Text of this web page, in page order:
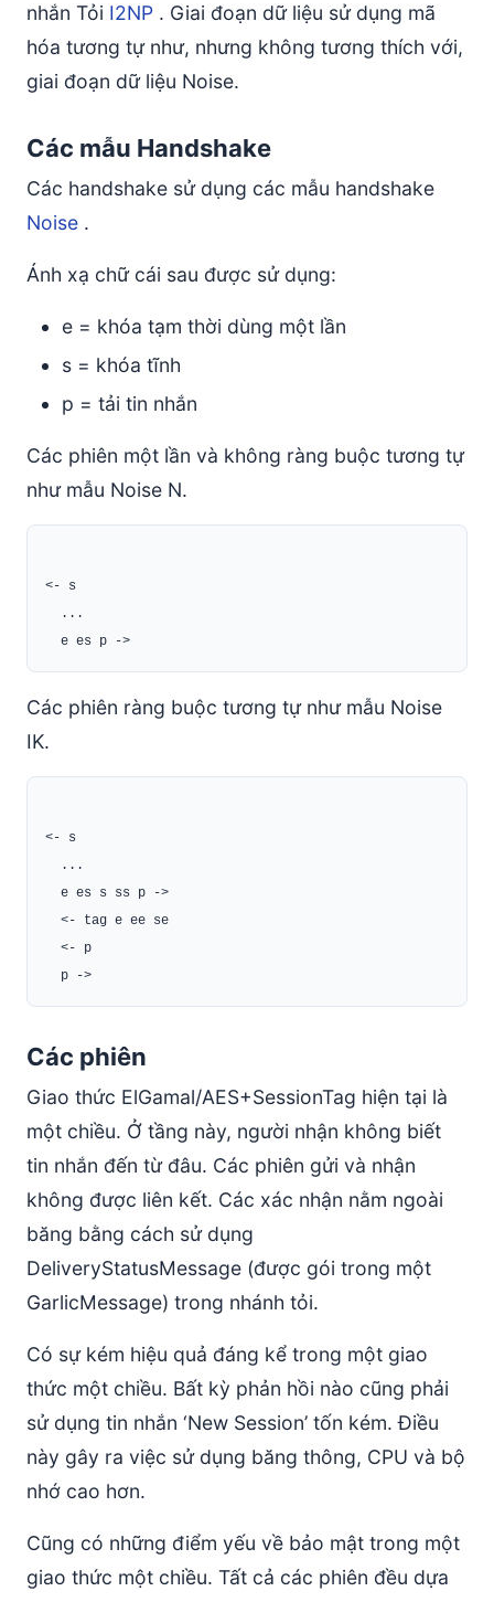
nhắn Tỏi I2NP . Giai đoạn dữ liệu sử dụng mã
hóa tương tự như, nhưng không tương thích với,
giai đoạn dữ liệu Noise.
Các mẫu Handshake
Các handshake sử dụng các mẫu handshake
Noise .
Ánh xạ chữ cái sau được sử dụng:
e = khóa tạm thời dùng một lần
s = khóa tĩnh
p = tải tin nhắn
Các phiên một lần và không ràng buộc tương tự
như mẫu Noise N.
<- s
  ...
Các phiên ràng buộc tương tự như mẫu Noise
IK.
<- s
  ...
  e es s ss p ->
  <- tag e ee se
  <- p
Các phiên
Giao thức ElGamal/AES+SessionTag hiện tại là
một chiều. Ở tầng này, người nhận không biết
tin nhắn đến từ đâu. Các phiên gửi và nhận
không được liên kết. Các xác nhận nằm ngoài
băng bằng cách sử dụng
DeliveryStatusMessage (được gói trong một
GarlicMessage) trong nhánh tỏi.
Có sự kém hiệu quả đáng kể trong một giao
thức một chiều. Bất kỳ phản hồi nào cũng phải
sử dụng tin nhắn ‘New Session’ tốn kém. Điều
này gây ra việc sử dụng băng thông, CPU và bộ
nhớ cao hơn.
Cũng có những điểm yếu về bảo mật trong một
giao thức một chiều. Tất cả các phiên đều dựa